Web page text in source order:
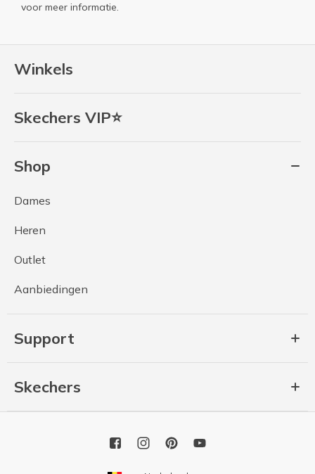
Winkels
Skechers VIP⭐
Shop
Dames
Heren
Outlet
Aanbiedingen
Support
Skechers
voor meer informatie.